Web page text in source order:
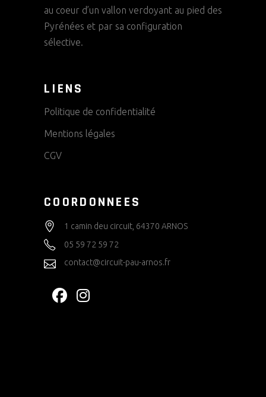
au coeur d’un vallon verdoyant au pied des
Pyrénées et par sa configuration
sélective.
LIENS
Politique de confidentialité
Mentions légales
CGV
COORDONNEES
1 camin deu circuit, 64370 ARNOS
05 59 72 59 72
contact@circuit-pau-arnos.fr